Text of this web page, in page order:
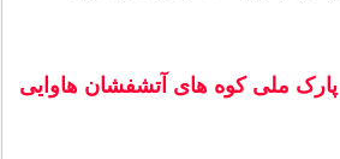
– پارک ملی کوه های آتشفشان هاوایی